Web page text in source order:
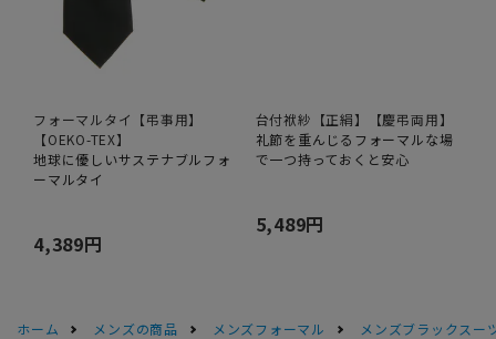
フォーマルタイ【弔事用】
【OEKO-TEX】
地球に優しいサステナブルフォ
ーマルタイ
4,389円
台付袱紗【正絹】【慶弔両用】
礼節を重んじるフォーマルな場
で一つ持っておくと安心
5,489円
ホーム メンズの商品 メンズフォーマル
メンズブラックスー